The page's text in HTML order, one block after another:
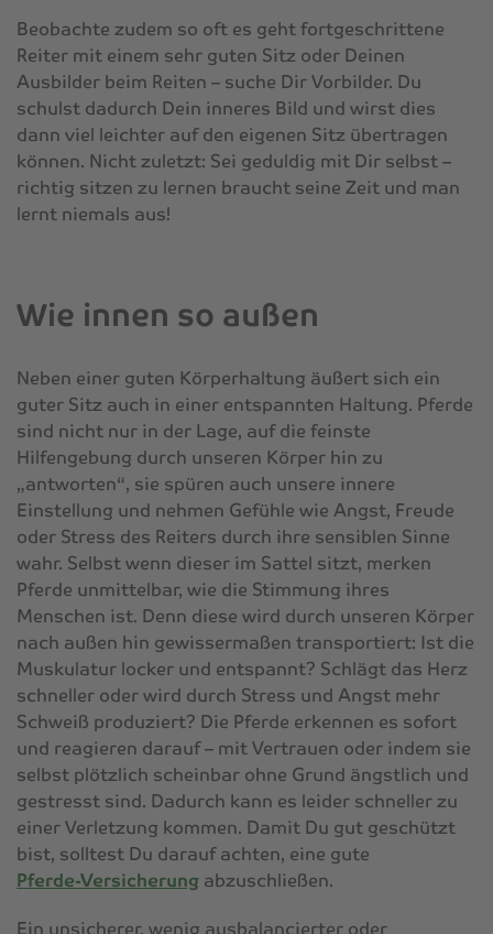
Beobachte zudem so oft es geht fortgeschrittene
Reiter mit einem sehr guten Sitz oder Deinen
Ausbilder beim Reiten – suche Dir Vorbilder. Du
schulst dadurch Dein inneres Bild und wirst dies
dann viel leichter auf den eigenen Sitz übertragen
können. Nicht zuletzt: Sei geduldig mit Dir selbst –
richtig sitzen zu lernen braucht seine Zeit und man
lernt niemals aus!
Wie innen so außen
Neben einer guten Körperhaltung äußert sich ein
guter Sitz auch in einer entspannten Haltung. Pferde
sind nicht nur in der Lage, auf die feinste
Hilfengebung durch unseren Körper hin zu
„antworten“, sie spüren auch unsere innere
Einstellung und nehmen Gefühle wie Angst, Freude
oder Stress des Reiters durch ihre sensiblen Sinne
wahr. Selbst wenn dieser im Sattel sitzt, merken
Pferde unmittelbar, wie die Stimmung ihres
Menschen ist. Denn diese wird durch unseren Körper
nach außen hin gewissermaßen transportiert: Ist die
Muskulatur locker und entspannt? Schlägt das Herz
schneller oder wird durch Stress und Angst mehr
Schweiß produziert? Die Pferde erkennen es sofort
und reagieren darauf – mit Vertrauen oder indem sie
selbst plötzlich scheinbar ohne Grund ängstlich und
gestresst sind. Dadurch kann es leider schneller zu
einer Verletzung kommen. Damit Du gut geschützt
bist, solltest Du darauf achten, eine gute
Pferde-Versicherung abzuschließen.
Ein unsicherer, wenig ausbalancierter oder